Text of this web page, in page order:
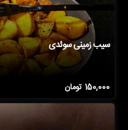
سیب زمینی سوئدی
150,000 تومان